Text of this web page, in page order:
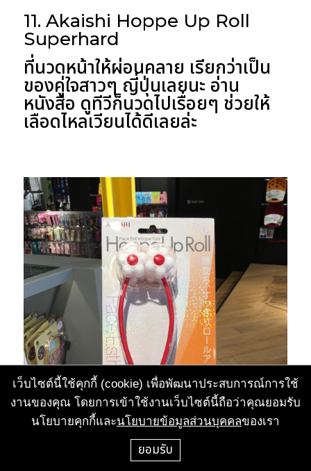
11. Akaishi Hoppe Up Roll
Superhard
ที่นวดหน้าให้ผ่อนคลาย เรียกว่าเป็น
ของคู่ใจสาวๆ ญี่ปุ่นเลยนะ อ่าน
หนังสือ ดูทีวีก็นวดไปเรื่อยๆ ช่วยให้
เลือดไหลเวียนได้ดีเลยล่ะ
เว็บไซต์นี้ใช้คุกกี้ (cookie) เพื่อพัฒนาประสบการณ์การใช้
งานของคุณ โดยการเข้าใช้งานเว็บไซต์นี้ถือว่าคุณยอมรับ
นโยบายคุกกี้และนโยบายข้อมูลส่วนบุคคลของเรา
ยอมรับ